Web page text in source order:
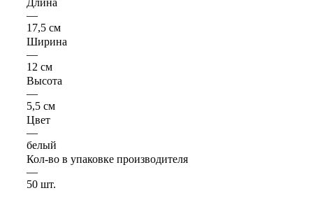
Длина
—
17,5 см
Ширина
—
12 см
Высота
—
5,5 см
Цвет
—
белый
Кол-во в упаковке производителя
—
50 шт.